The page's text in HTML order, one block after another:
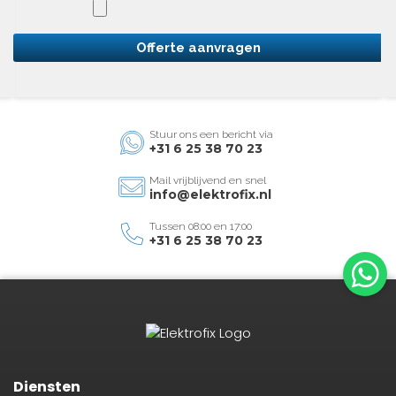
Offerte aanvragen
Stuur ons een bericht via
+31 6 25 38 70 23
Mail vrijblijvend en snel
info@elektrofix.nl
Tussen 08:00 en 17:00
+31 6 25 38 70 23
Diensten